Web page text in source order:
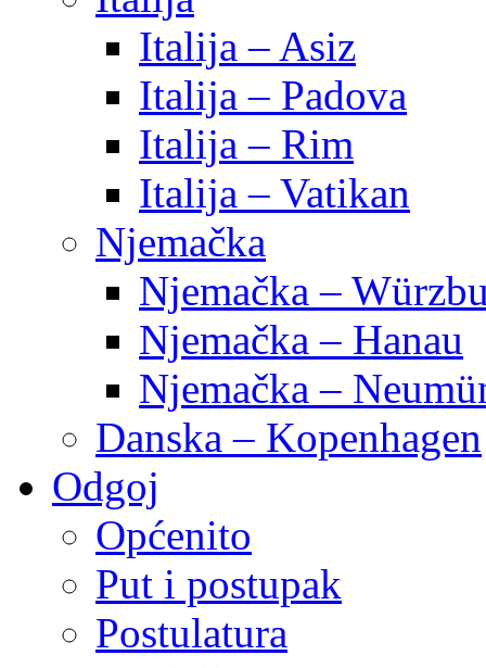
Italija – Asiz
Italija – Padova
Italija – Rim
Italija – Vatikan
Njemačka
Njemačka –
Njemačka – Hanau
Njemačka –
Danska – Kopenhagen
Odgoj
Općenito
Put i postupak
Postulatura